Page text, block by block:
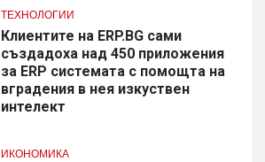
ТЕХНОЛОГИИ
Клиентите на ERP.BG сами
създадоха над 450 приложения
за ERP системата с помощта на
вградения в нея изкуствен
интелект
ИКОНОМИКА